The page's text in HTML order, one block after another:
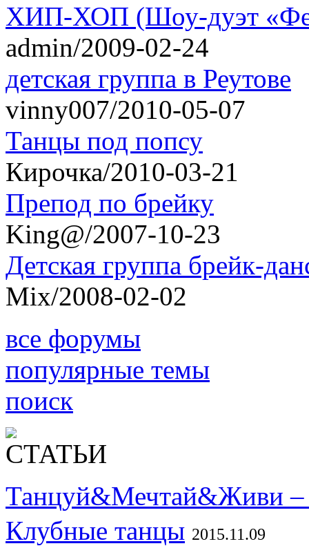
ХИП-ХОП (Шоу-дуэт
admin/2009-02-24
детская группа в Реутове
vinny007/2010-05-07
Танцы под попсу
Кирочка/2010-03-21
Препод по брейку
King@/2007-10-23
Детская группа брейк-
Mix/2008-02-02
все форумы
популярные темы
поиск
Танцуй&Мечтай&Живи –
Клубные танцы 2015.11.09